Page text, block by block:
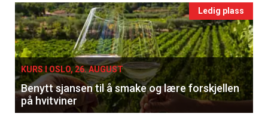
Events
single
Ledig plass
KURS I OSLO, 26. AUGUST
Benytt sjansen til å smake og lære forskjellen
på hvitviner